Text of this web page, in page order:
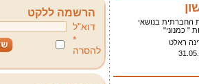
החברתית בנושאי
" כמנוני"
ראלט
הרשמה ללקט
דוא"ל
*
להסרה